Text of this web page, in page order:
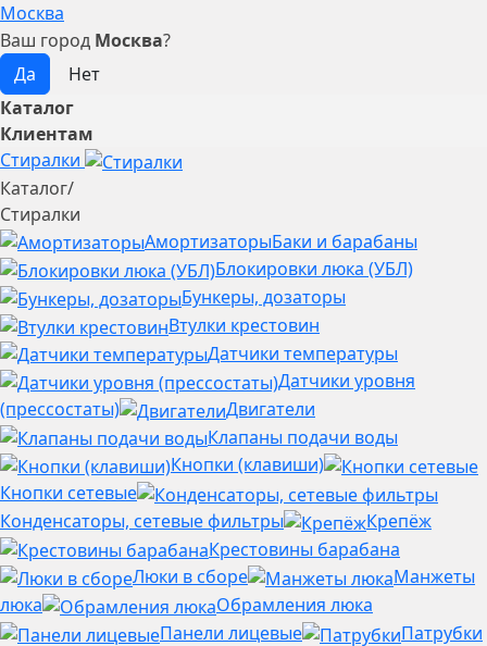
Москва
Ваш город Москва?
Каталог
Клиентам
Стиралки
Каталог/
Стиралки
АмортизаторыБаки и барабаны
Блокировки люка (УБЛ)
Бункеры, дозаторы
Втулки крестовин
Датчики температуры
Датчики уровня
(прессостаты)
Двигатели
Клапаны подачи воды
Кнопки (клавиши)
Кнопки сетевые
Конденсаторы, сетевые фильтры
Крепёж
Крестовины барабана
Люки в сборе
Манжеты
люка
Обрамления люка
Панели лицевые
Патрубки